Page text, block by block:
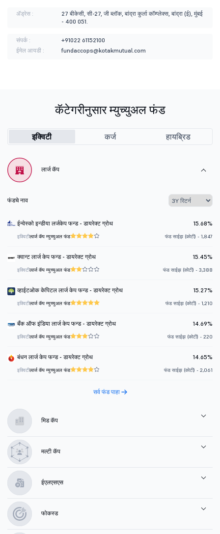
ॲड्रेस :
27 बीकेसी, सी-27, जी ब्लॉक, बांद्रा कुर्ला कॉम्प्लेक्स, बांद्रा (ई), मुंबई
- 400 051.
संपर्क :
+91022 61152100
ईमेल आयडी :
fundaccops@kotakmutual.com
कॅटेगरीनुसार म्युच्युअल फंड
इक्विटी कर्ज हायब्रिड
लार्ज कॅप
फंडचे नाव
ईन्वेस्को इन्डीया लर्जकेप फन्ड - डायरेक्ट ग्रोथ 15.68%
इक्विटीलार्ज कॅप म्युच्युअल फंड फंड साईझ (कोटी) - 1,847
क्वान्ट लार्ज केप फन्ड - डायरेक्ट ग्रोथ 15.45%
इक्विटीलार्ज कॅप म्युच्युअल फंड फंड साईझ (कोटी) - 3,388
व्हाईटओक केपिटल लार्ज केप फन्ड - डायरेक्ट ग्रोथ 15.27%
इक्विटीलार्ज कॅप म्युच्युअल फंड फंड साईझ (कोटी) - 1,210
बँक ऑफ इंडिया लार्ज केप फन्ड - डायरेक्ट ग्रोथ 14.69%
इक्विटीलार्ज कॅप म्युच्युअल फंड फंड साईझ (कोटी) - 220
बंधन लार्ज केप फन्ड - डायरेक्ट ग्रोथ 14.65%
इक्विटीलार्ज कॅप म्युच्युअल फंड फंड साईझ (कोटी) - 2,061
सर्व फंड पाहा
मिड कॅप
मल्टी कॅप
ईएलएसएस
फोकस्ड